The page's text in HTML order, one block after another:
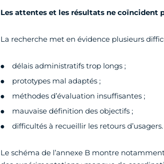
Les attentes et les résultats ne coïncident
La recherche met en évidence plusieurs
délais administratifs trop longs ;
prototypes mal adaptés ;
méthodes d’évaluation insuffisantes ;
mauvaise définition des objectifs ;
difficultés à recueillir les retours d’usagers.
Le schéma de l’annexe B montre